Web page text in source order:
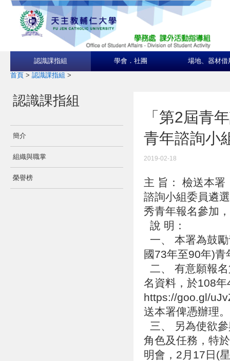
認識課指組 學會．社團 場地、器材借
首頁 > 認識課指組 >
認識課指組
簡介
組織與職掌
榮譽榜
「第2屆青
青年諮詢小
2019-02-18
主 旨： 檢送本署
諮詢小組委員遴
秀青年報名參加
說 明：
一、 本署為鼓
國73年至90年)
二、 有意願報
名資料，於108
https://goo.gl/
送本署俾憑辦理
三、 另為使欲
角色及任務，特
明會，2月17日(